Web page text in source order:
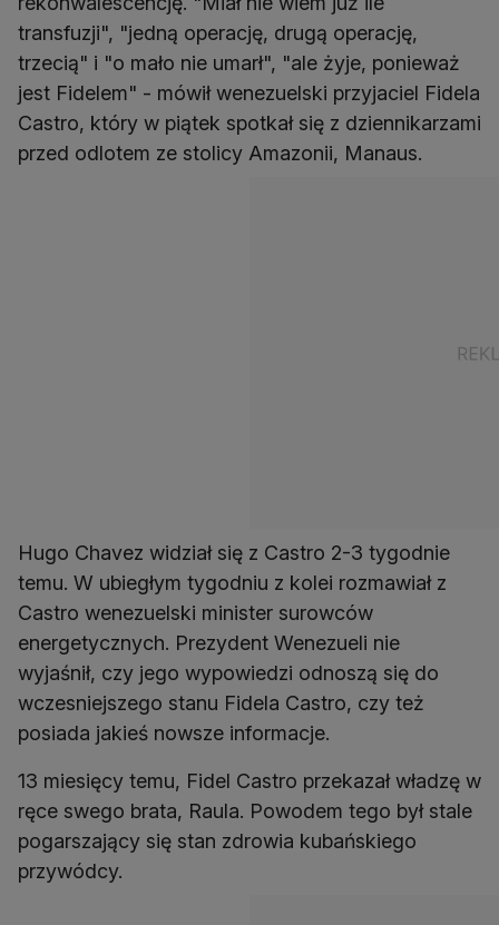
transfuzji", "jedną operację, drugą operację,
trzecią" i "o mało nie umarł", "ale żyje, ponieważ
jest Fidelem" - mówił wenezuelski przyjaciel Fidela
Castro, który w piątek spotkał się z dziennikarzami
przed odlotem ze stolicy Amazonii, Manaus.
Hugo Chavez widział się z Castro 2-3 tygodnie
temu. W ubiegłym tygodniu z kolei rozmawiał z
Castro wenezuelski minister surowców
energetycznych. Prezydent Wenezueli nie
wyjaśnił, czy jego wypowiedzi odnoszą się do
wczesniejszego stanu Fidela Castro, czy też
posiada jakieś nowsze informacje.
13 miesięcy temu, Fidel Castro przekazał władzę w
ręce swego brata, Raula. Powodem tego był stale
pogarszający się stan zdrowia kubańskiego
przywódcy.